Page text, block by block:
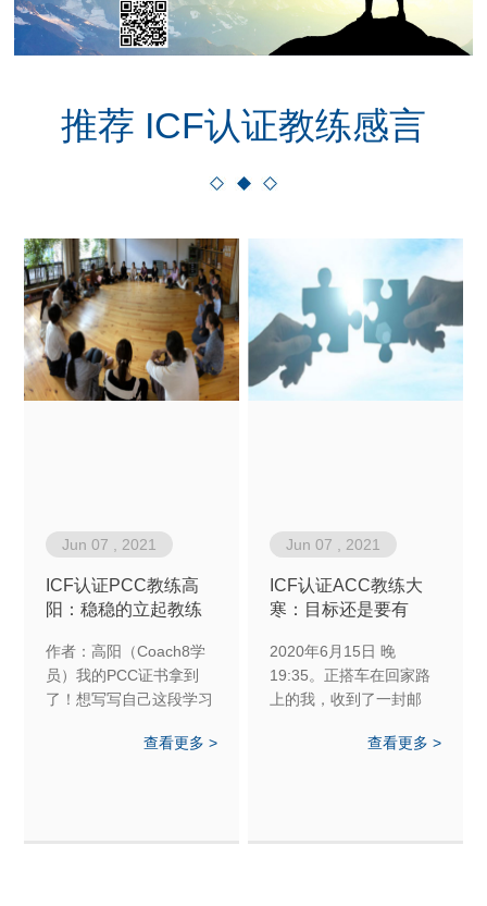
推荐 ICF认证教练感言
Jun 07 , 2021
ICF认证PCC教练高
阳：稳稳的立起教练
知之明”的人
作者：高阳（Coach8学
员）我的PCC证书拿到
了！想写写自己这段学习
落不下笔，直到我看到一
查看更多 >
Jun 07 , 2021
ICF认证ACC教练大
寒：目标还是要有
啊！
2020年6月15日 晚
19:35。正搭车在回家路
上的我，收到了一封邮
是：“Congrats on your
查看更多 >